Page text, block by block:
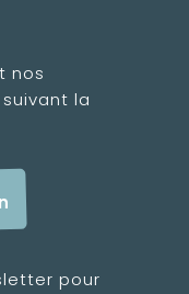
nos
la
pour